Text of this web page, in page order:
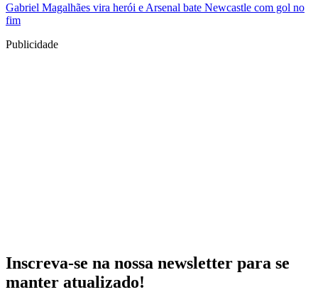
Gabriel Magalhães vira herói e Arsenal bate Newcastle com gol no
fim
Publicidade
Inscreva-se na nossa newsletter para se
manter atualizado!